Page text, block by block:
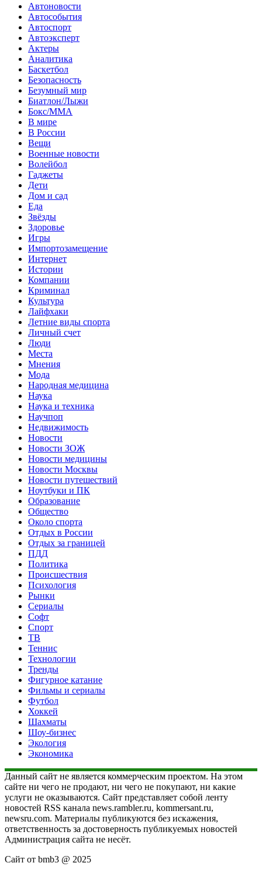
Автоновости
Автособытия
Автоспорт
Автоэксперт
Актеры
Аналитика
Баскетбол
Безопасность
Безумный мир
Биатлон/Лыжи
Бокс/MMA
В мире
В России
Вещи
Военные новости
Волейбол
Гаджеты
Дети
Дом и сад
Еда
Звёзды
Здоровье
Игры
Импортозамещение
Интернет
Истории
Компании
Криминал
Культура
Лайфхаки
Летние виды спорта
Личный счет
Люди
Места
Мнения
Мода
Народная медицина
Наука
Наука и техника
Научпоп
Недвижимость
Новости
Новости ЗОЖ
Новости медицины
Новости Москвы
Новости путешествий
Ноутбуки и ПК
Образование
Общество
Около спорта
Отдых в России
Отдых за границей
ПДД
Политика
Происшествия
Психология
Рынки
Сериалы
Софт
Спорт
ТВ
Теннис
Технологии
Тренды
Фигурное катание
Фильмы и сериалы
Футбол
Хоккей
Шахматы
Шоу-бизнес
Экология
Экономика
Данный сайт не является коммерческим проектом. На этом
сайте ни чего не продают, ни чего не покупают, ни какие
услуги не оказываются. Сайт представляет собой ленту
новостей RSS канала news.rambler.ru, kommersant.ru,
newsru.com. Материалы публикуются без искажения,
ответственность за достоверность публикуемых новостей
Администрация сайта не несёт.
Сайт от bmb3 @ 2025